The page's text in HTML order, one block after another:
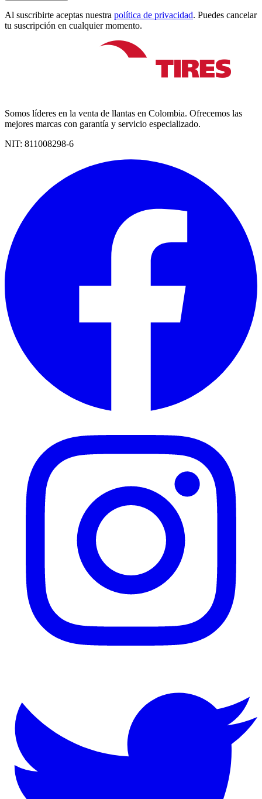
Al suscribirte aceptas nuestra política de privacidad. Puedes cancelar
tu suscripción en cualquier momento.
Somos líderes en la venta de llantas en Colombia. Ofrecemos las
mejores marcas con garantía y servicio especializado.
NIT: 811008298-6